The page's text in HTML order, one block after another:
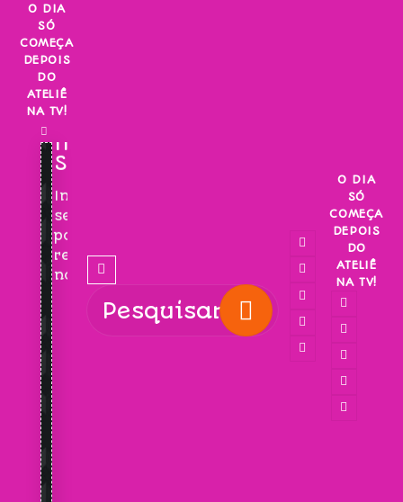
Skip
content
O DIA
SÓ
COMEÇA
DEPOIS
DO
ATELIÊ
NA TV!
INSCREVA-
SE!
Inscreva-
se
para
receber
novidades!
O DIA
SÓ
COMEÇA
DEPOIS
DO
ATELIÊ
NA TV!